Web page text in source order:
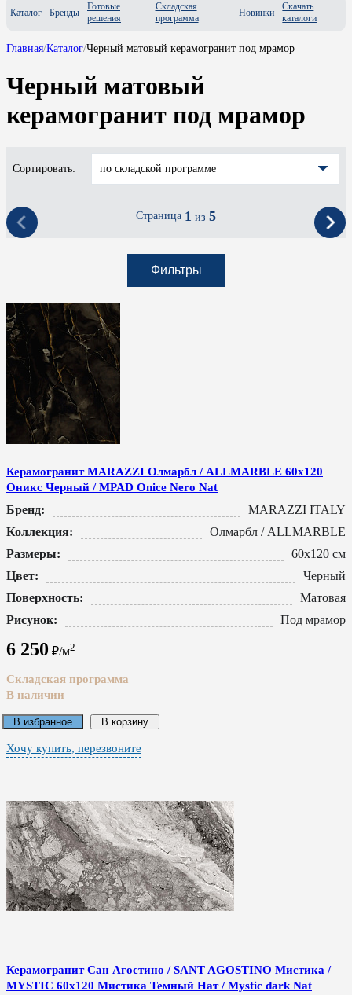
Каталог Бренды
Готовые
решения
Складская
программа
Новинки
Скачать
каталоги
Главная/Каталог/Черный матовый керамогранит под мрамор
Черный матовый
керамогранит под мрамор
Сортировать: по складской программе
Страница 1 из 5
Фильтры
Керамогранит MARAZZI Олмарбл / ALLMARBLE 60x120
Оникс Черный / MPAD Onice Nero Nat
Бренд:
MARAZZI ITALY
Коллекция:
Олмарбл / ALLMARBLE
Размеры:
60x120 см
Цвет:
Черный
Поверхность:
Матовая
Рисунок:
Под мрамор
6 250 ₽/м2
Складская программа
В наличии
В избранное В корзину
Хочу купить, перезвоните
Керамогранит Сан Агостино / SANT AGOSTINO Мистика /
MYSTIC 60x120 Мистика Темный Нат / Mystic dark Nat